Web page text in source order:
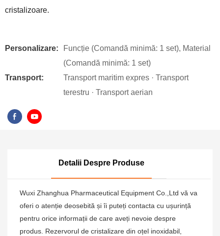
cristalizoare.
Personalizare:
Funcție (Comandă minimă: 1 set), Material
(Comandă minimă: 1 set)
Transport:
Transport maritim expres · Transport
terestru · Transport aerian
Detalii Despre Produse
Wuxi Zhanghua Pharmaceutical Equipment Co.,Ltd vă va
oferi o atenție deosebită și îi puteți contacta cu ușurință
pentru orice informații de care aveți nevoie despre
produs. Rezervorul de cristalizare din oțel inoxidabil,